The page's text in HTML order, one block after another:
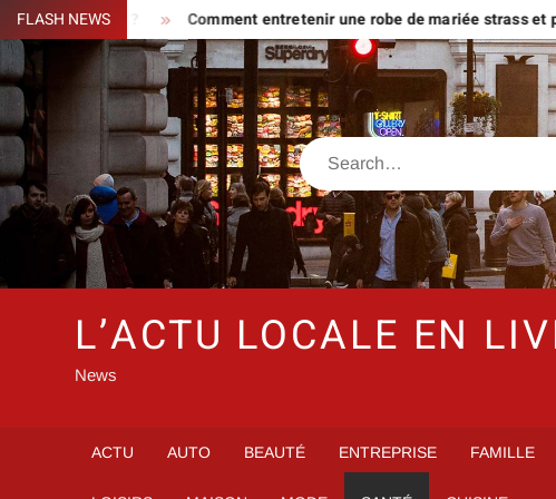
Skip
to
content
FLASH NEWS
caché ? Comment entretenir une robe de mariée strass et paillette
Search
L’ACTU LOCALE EN
News
ACTU AUTO BEAUTÉ ENTREPRISE FAMILLE